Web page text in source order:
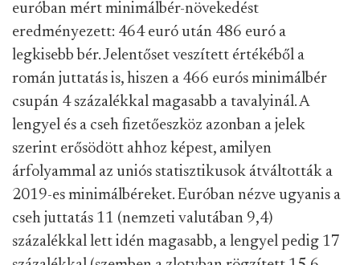
euróban mért minimálbér-növekedést
eredményezett: 464 euró után 486 euró a
legkisebb bér. Jelentőset veszített értékéből a
román juttatás is, hiszen a 466 eurós minimálbér
csupán 4 százalékkal magasabb a tavalyinál. A
lengyel és a cseh fizetőeszköz azonban a jelek
szerint erősödött ahhoz képest, amilyen
árfolyammal az uniós statisztikusok átváltották a
2019-es minimálbéreket. Euróban nézve ugyanis a
cseh juttatás 11 (nemzeti valutában 9,4)
százalékkal lett idén magasabb, a lengyel pedig 17